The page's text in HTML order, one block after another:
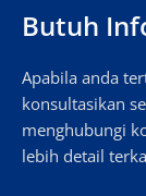
Butuh
Apabila anda
konsultasikan
menghubungi
lebih detail